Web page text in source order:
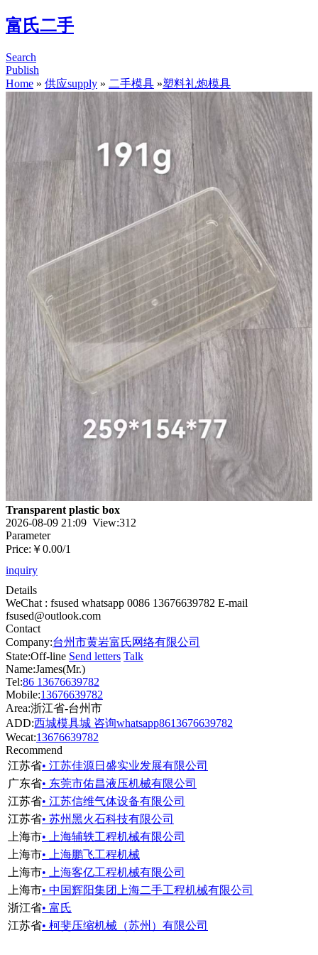
富氏二手
Search
Publish
Home » 供应supply » 二手模具 »塑料礼炮模具
Transparent plastic box
2026-08-09 21:09 View:312
Parameter
Price: ￥0.00/1
inquiry
Details
WeChat : fsused whatsapp 0086 13676639782 E-mail
fsused@outlook.com
Contact
Company:台州市黄岩富氏网络有限公司
State:Off-line Send letters Talk
Name:James(Mr.)
Tel:86 13676639782
Mobile:13676639782
Area:浙江省-台州市
ADD:西城模具城 咨询whatsapp8613676639782
Wecat:13676639782
Recommend
江苏省• 江苏佳源日盛实业发展有限公司
广东省• 东莞市佑昌液压机械有限公司
江苏省• 江苏信维气体设备有限公司
江苏省• 苏州黑火石科技有限公司
上海市• 上海辅轶工程机械有限公司
上海市• 上海鹏飞工程机械
上海市• 上海客亿工程机械有限公司
上海市• 中国辉阳集团上海二手工程机械有限公司
浙江省• 富氏
江苏省• 柯斐压缩机械（苏州）有限公司